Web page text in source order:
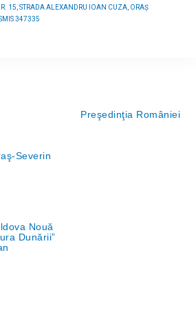
15, STRADA ALEXANDRU IOAN CUZA, ORAȘ
347335
Preşedinţia României
Severin
Nouă
Dunării”